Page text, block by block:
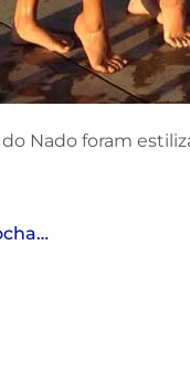
Nado foram